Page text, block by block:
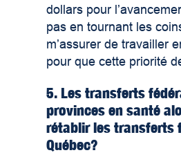
dollars pour
pas en tournant les
m’assurer de travailler
pour que cette priorité
5. Les transferts
provinces en santé
rétablir les transferts
Québec?